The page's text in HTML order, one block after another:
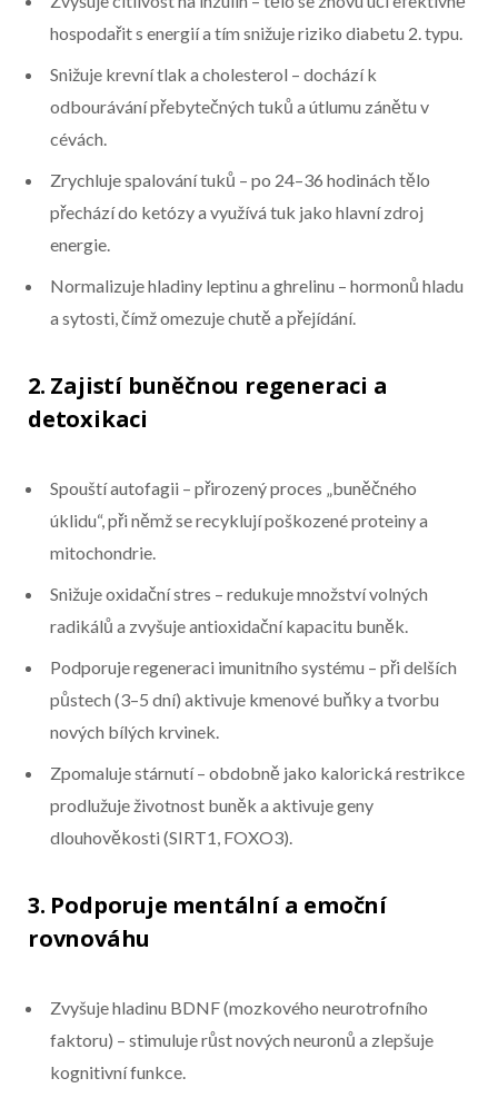
hospodařit s energií a tím snižuje riziko diabetu 2. typu.
Snižuje krevní tlak a cholesterol – dochází k
odbourávání přebytečných tuků a útlumu zánětu v
cévách.
Zrychluje spalování tuků – po 24–36 hodinách tělo
přechází do ketózy a využívá tuk jako hlavní zdroj
energie.
Normalizuje hladiny leptinu a ghrelinu – hormonů hladu
a sytosti, čímž omezuje chutě a přejídání.
2. Zajistí buněčnou regeneraci a
detoxikaci
Spouští autofagii – přirozený proces „buněčného
úklidu“, při němž se recyklují poškozené proteiny a
mitochondrie.
Snižuje oxidační stres – redukuje množství volných
radikálů a zvyšuje antioxidační kapacitu buněk.
Podporuje regeneraci imunitního systému – při delších
půstech (3–5 dní) aktivuje kmenové buňky a tvorbu
nových bílých krvinek.
Zpomaluje stárnutí – obdobně jako kalorická restrikce
prodlužuje životnost buněk a aktivuje geny
dlouhověkosti (SIRT1, FOXO3).
3. Podporuje mentální a emoční
rovnováhu
Zvyšuje hladinu BDNF (mozkového neurotrofního
faktoru) – stimuluje růst nových neuronů a zlepšuje
kognitivní funkce.